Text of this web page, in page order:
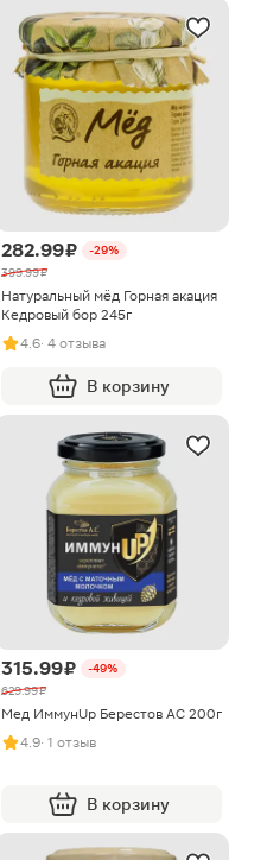
282.99 ₽
-29%
399.99 ₽
Натуральный мёд Горная акация
Кедровый бор 245г
4.6· 4 отзыва
В корзину
315.99 ₽
-49%
629.99 ₽
Мед ИммунUp Берестов АС 200г
4.9· 1 отзыв
В корзину